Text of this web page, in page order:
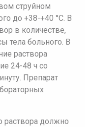
струйном
до +38-+40 °С. В
в количестве,
тела больного. В
раствора
24-48 ч со
Препарат
раствора должно